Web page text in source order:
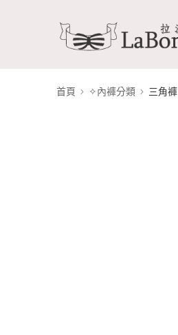
首頁 ✧內褲分類 三角褲